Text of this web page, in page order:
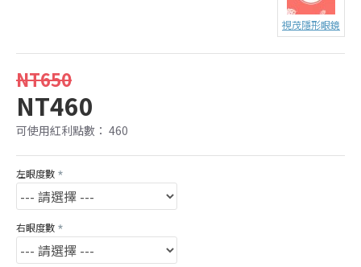
NT460
NT650
可使用紅利點數： 460
視茂隱形眼鏡
左眼度數
右眼度數